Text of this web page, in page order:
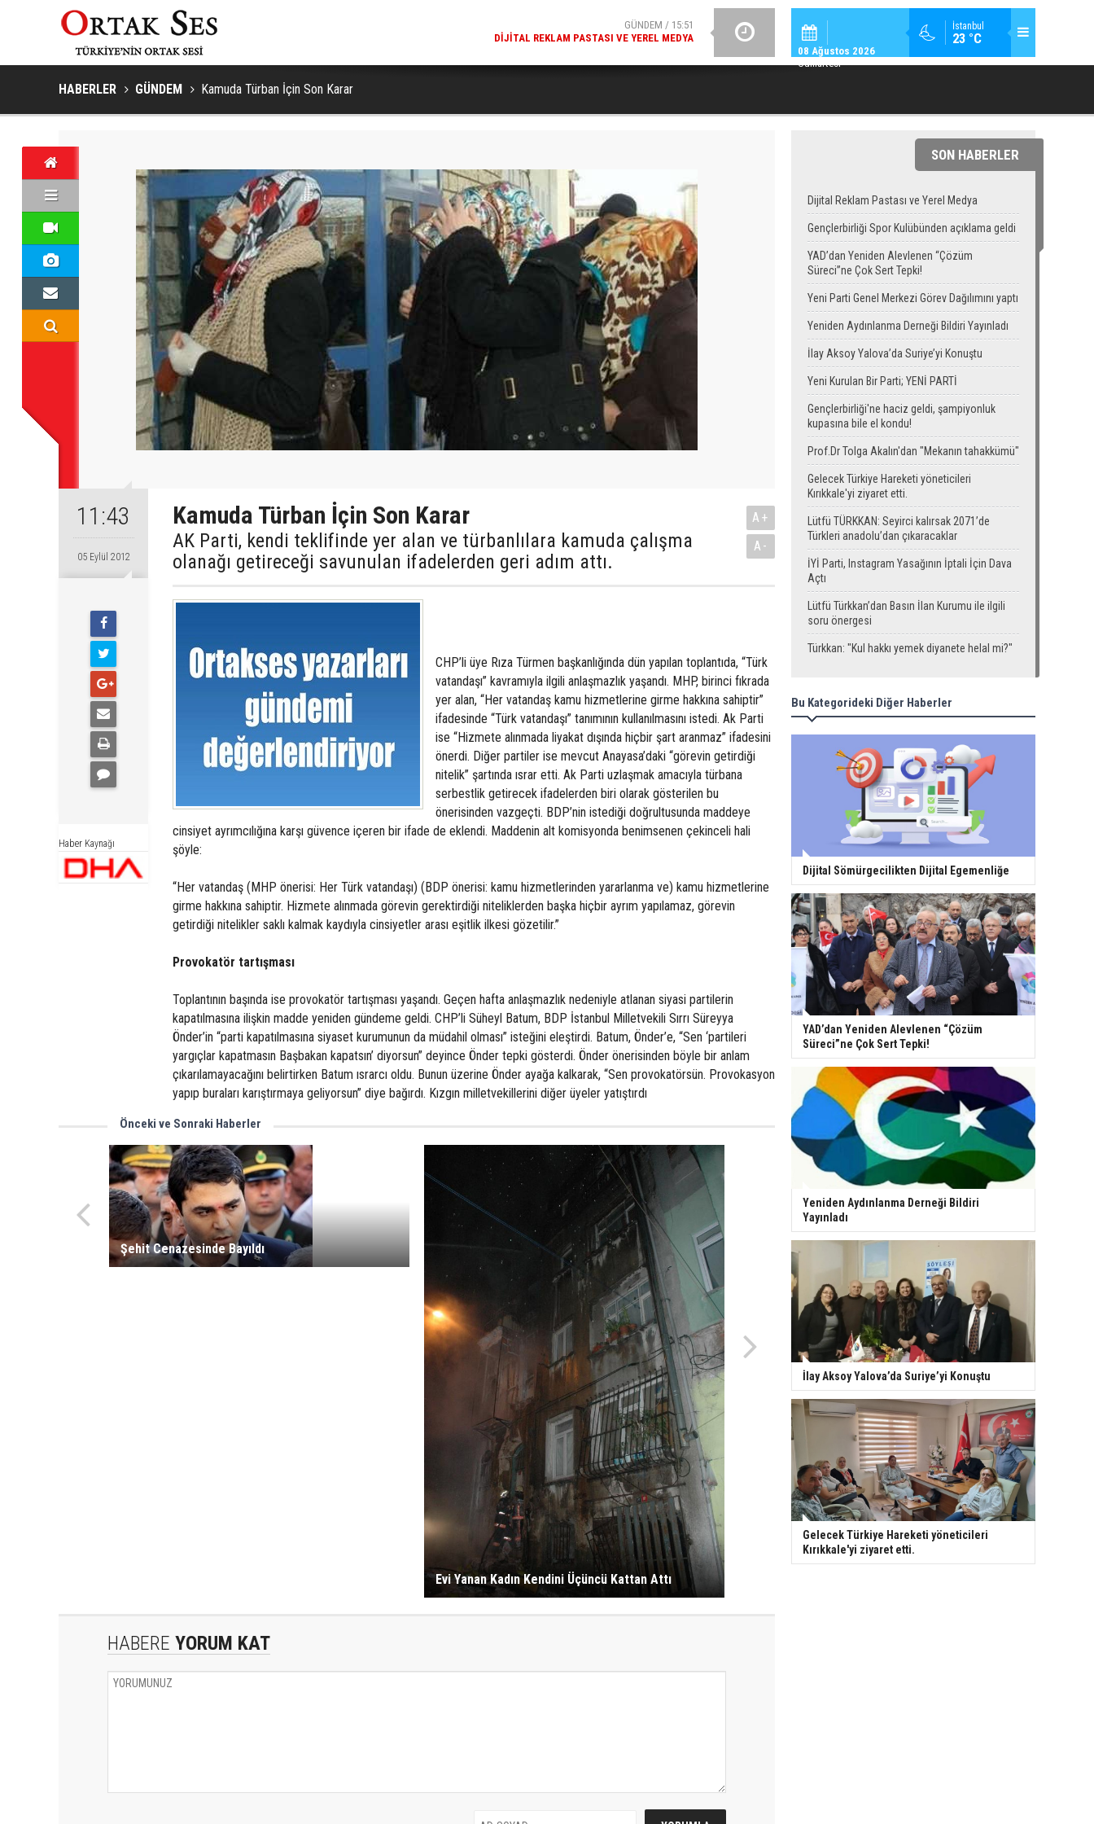
İstanbul
23 °C
08 Ağustos 2026
Cumartesi
GÜNDEM / 15:51
DIJITAL REKLAM PASTASI VE YEREL MEDYA
GENÇLERBIRLIĞI SPOR KULÜBÜNDEN AÇIKLAMA
HABERLER GÜNDEM Kamuda Türban İçin Son Karar
11:43
05 Eylül 2012
Haber Kaynağı
Kamuda Türban İçin Son Karar
AK Parti, kendi teklifinde yer alan ve türbanlılara kamuda çalışma
olanağı getireceği savunulan ifadelerden geri adım attı.
A+
A-
CHP’li üye Rıza Türmen başkanlığında dün yapılan toplantıda, “Türk
vatandaşı” kavramıyla ilgili anlaşmazlık yaşandı. MHP, birinci fıkrada
yer alan, “Her vatandaş kamu hizmetlerine girme hakkına sahiptir”
ifadesinde “Türk vatandaşı” tanımının kullanılmasını istedi. Ak Parti
ise “Hizmete alınmada liyakat dışında hiçbir şart aranmaz” ifadesini
önerdi. Diğer partiler ise mevcut Anayasa’daki “görevin getirdiği
nitelik” şartında ısrar etti. Ak Parti uzlaşmak amacıyla türbana
serbestlik getirecek ifadelerden biri olarak gösterilen bu
önerisinden vazgeçti. BDP’nin istediği doğrultusunda maddeye
cinsiyet ayrımcılığına karşı güvence içeren bir ifade de eklendi. Maddenin alt komisyonda benimsenen çekinceli hali
şöyle:
“Her vatandaş (MHP önerisi: Her Türk vatandaşı) (BDP önerisi: kamu hizmetlerinden yararlanma ve) kamu hizmetlerine
girme hakkına sahiptir. Hizmete alınmada görevin gerektirdiği niteliklerden başka hiçbir ayrım yapılamaz, görevin
getirdiği nitelikler saklı kalmak kaydıyla cinsiyetler arası eşitlik ilkesi gözetilir.”
Provokatör tartışması
Toplantının başında ise provokatör tartışması yaşandı. Geçen hafta anlaşmazlık nedeniyle atlanan siyasi partilerin
kapatılmasına ilişkin madde yeniden gündeme geldi. CHP’li Süheyl Batum, BDP İstanbul Milletvekili Sırrı Süreyya
Önder’in “parti kapatılmasına siyaset kurumunun da müdahil olması” isteğini eleştirdi. Batum, Önder’e, “Sen ‘partileri
yargıçlar kapatmasın Başbakan kapatsın’ diyorsun” deyince Önder tepki gösterdi. Önder önerisinden böyle bir anlam
çıkarılamayacağını belirtirken Batum ısrarcı oldu. Bunun üzerine Önder ayağa kalkarak, “Sen provokatörsün. Provokasyon
yapıp buraları karıştırmaya geliyorsun” diye bağırdı. Kızgın milletvekillerini diğer üyeler yatıştırdı
Önceki ve Sonraki Haberler
Şehit Cenazesinde Bayıldı
Evi Yanan Kadın Kendini Üçüncü Kattan Attı
HABERE YORUM KAT
SON HABERLER
Dijital Reklam Pastası ve Yerel Medya
Gençlerbirliği Spor Kulübünden açıklama geldi
YAD’dan Yeniden Alevlenen “Çözüm
Süreci”ne Çok Sert Tepki!
Yeni Parti Genel Merkezi Görev Dağılımını yaptı
Yeniden Aydınlanma Derneği Bildiri Yayınladı
İlay Aksoy Yalova’da Suriye’yi Konuştu
Yeni Kurulan Bir Parti; YENİ PARTİ
Gençlerbirliği'ne haciz geldi, şampiyonluk
kupasına bile el kondu!
Prof.Dr Tolga Akalın'dan "Mekanın tahakkümü"
Gelecek Türkiye Hareketi yöneticileri
Kırıkkale'yi ziyaret etti.
Lütfü TÜRKKAN: Seyirci kalırsak 2071’de
Türkleri anadolu’dan çıkaracaklar
İYİ Parti, Instagram Yasağının İptali İçin Dava
Açtı
Lütfü Türkkan’dan Basın İlan Kurumu ile ilgili
soru önergesi
Türkkan: "Kul hakkı yemek diyanete helal mi?"
Bu Kategorideki Diğer Haberler
Dijital Sömürgecilikten Dijital Egemenliğe
YAD’dan Yeniden Alevlenen “Çözüm
Süreci”ne Çok Sert Tepki!
Yeniden Aydınlanma Derneği Bildiri
Yayınladı
İlay Aksoy Yalova’da Suriye’yi Konuştu
Gelecek Türkiye Hareketi yöneticileri
Kırıkkale'yi ziyaret etti.